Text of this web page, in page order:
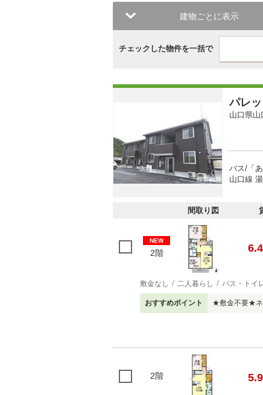
建物ごとに表示
チェックした物件を一括で
パレッ
山口県山
バス/「
山口線
間取り図
NEW
2階
敷金なし 二人暮らし バス・トイ
おすすめポイント ★敷金不要★ネ
2階